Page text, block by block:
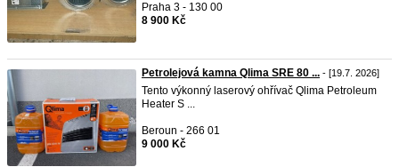
Praha 3 - 130 00
8 900 Kč
Petrolejová kamna Qlima SRE 80 ... - [19.7. 2026]
Tento výkonný laserový ohřívač Qlima Petroleum
Heater S ...
Beroun - 266 01
9 000 Kč